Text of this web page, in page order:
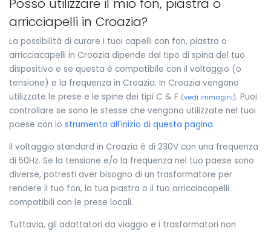
Posso utilizzare il mio fon, piastra o
arricciapelli in Croazia?
La possibilità di curare i tuoi capelli con fon, piastra o
arricciacapelli in Croazia dipende dal tipo di spina del tuo
dispositivo e se questa è compatibile con il voltaggio (o
tensione) e la frequenza in Croazia. In Croazia vengono
utilizzate le prese e le spine dei tipi C & F (vedi immagini). Puoi
controllare se sono le stesse che vengono utilizzate nel tuoi
paese con lo strumento all'inizio di questa pagina.
Il voltaggio standard in Croazia è di 230V con una frequenza
di 50Hz. Se la tensione e/o la frequenza nel tuo paese sono
diverse, potresti aver bisogno di un trasformatore per
rendere il tuo fon, la tua piastra o il tuo arricciacapelli
compatibili con le prese locali.
Tuttavia, gli adattatori da viaggio e i trasformatori non